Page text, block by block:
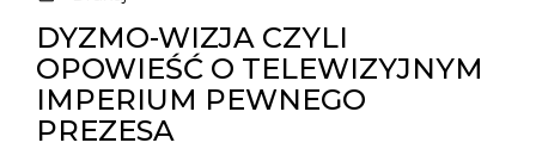
DYZMO-WIZJA CZYLI
OPOWIEŚĆ O TELEWIZYJNYM
IMPERIUM PEWNEGO
PREZESA